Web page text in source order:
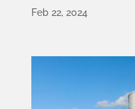
Feb 22, 2024